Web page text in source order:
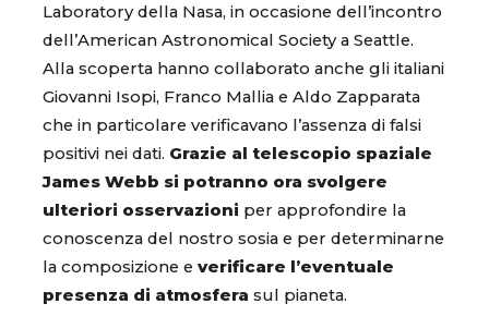
Laboratory della Nasa, in occasione dell’incontro
dell’American Astronomical Society a Seattle.
Alla scoperta hanno collaborato anche gli italiani
Giovanni Isopi, Franco Mallia e Aldo Zapparata
che in particolare verificavano l’assenza di falsi
positivi nei dati. Grazie al telescopio spaziale
James Webb si potranno ora svolgere
ulteriori osservazioni per approfondire la
conoscenza del nostro sosia e per determinarne
la composizione e verificare l’eventuale
presenza di atmosfera sul pianeta.